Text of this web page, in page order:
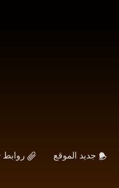
جديد الموقع روابط